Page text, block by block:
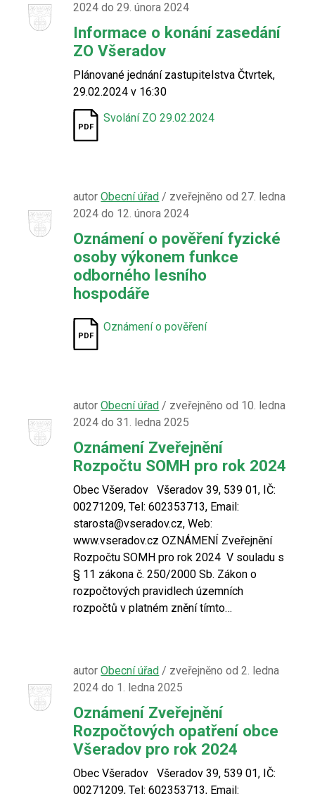
2024 do 29. února 2024
Informace o konání zasedání
ZO Všeradov
Plánované jednání zastupitelstva Čtvrtek,
29.02.2024 v 16:30
Svolání ZO 29.02.2024
autorObecní úřad / zveřejněno od 27. ledna
2024 do 12. února 2024
Oznámení o pověření fyzické
osoby výkonem funkce
odborného lesního
hospodáře
Oznámení o pověření
autorObecní úřad / zveřejněno od 10. ledna
2024 do 31. ledna 2025
Oznámení Zveřejnění
Rozpočtu SOMH pro rok 2024
Obec Všeradov Všeradov 39, 539 01, IČ:
00271209, Tel: 602353713, Email:
starosta@vseradov.cz, Web:
www.vseradov.cz OZNÁMENÍ Zveřejnění
Rozpočtu SOMH pro rok 2024 V souladu s
§ 11 zákona č. 250/2000 Sb. Zákon o
rozpočtových pravidlech územních
rozpočtů v platném znění tímto…
autorObecní úřad / zveřejněno od 2. ledna
2024 do 1. ledna 2025
Oznámení Zveřejnění
Rozpočtových opatření obce
Všeradov pro rok 2024
Obec Všeradov Všeradov 39, 539 01, IČ:
00271209, Tel: 602353713, Email: